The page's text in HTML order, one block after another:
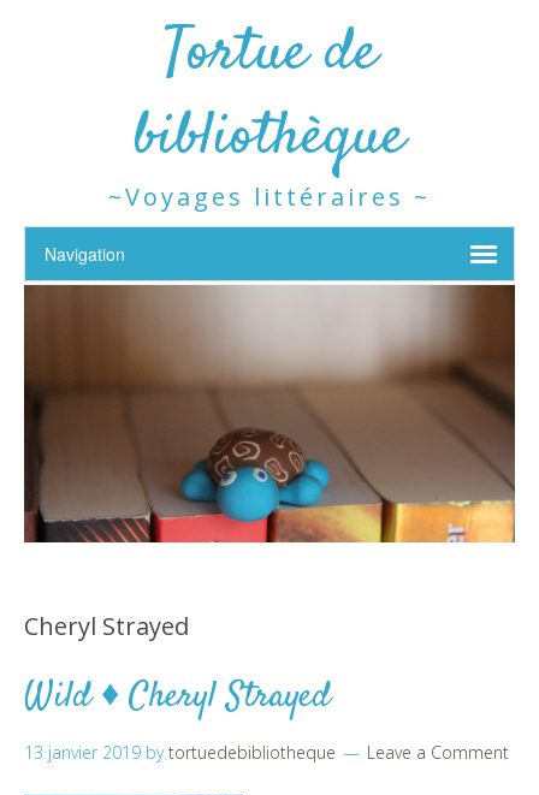
Tortue de
bibliothèque
~Voyages littéraires ~
Cheryl Strayed
Wild ♦ Cheryl Strayed
13 janvier 2019 bytortuedebibliotheque Leave a Comment